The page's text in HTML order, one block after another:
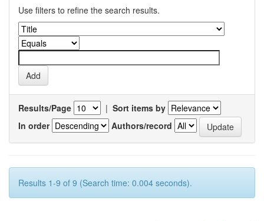
Use filters to refine the search results.
Results/Page | Sort items by
In order
Authors/record
Results 1-9 of 9 (Search time: 0.004 seconds).